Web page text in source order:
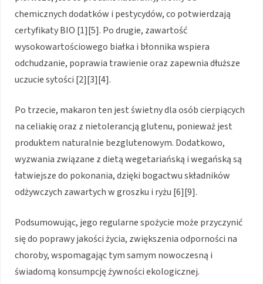
chemicznych dodatków i pestycydów, co potwierdzają
certyfikaty BIO [1][5]. Po drugie, zawartość
wysokowartościowego białka i błonnika wspiera
odchudzanie, poprawia trawienie oraz zapewnia dłuższe
uczucie sytości [2][3][4].
Po trzecie, makaron ten jest świetny dla osób cierpiących
na celiakię oraz z nietolerancją glutenu, ponieważ jest
produktem naturalnie bezglutenowym. Dodatkowo,
wyzwania związane z dietą wegetariańską i wegańską są
łatwiejsze do pokonania, dzięki bogactwu składników
odżywczych zawartych w groszku i ryżu [6][9].
Podsumowując, jego regularne spożycie może przyczynić
się do poprawy jakości życia, zwiększenia odporności na
choroby, wspomagając tym samym nowoczesną i
świadomą konsumpcję żywności ekologicznej.